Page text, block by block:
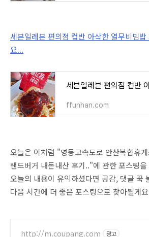
세븐일레븐 편의점 컵반 아삭한 열무비빔
요...
ffunhan.com
오늘은 이처럼 "영동고속도로 안산복합휴
랜드버거 내돈내산 후기.."에 관한 포스팅
오늘의 내용이 유익하셨다면 공감, 댓글 꾹
다음 시간에 더 좋은 포스팅으로 찾아뵐게
http://m.coupang.com 광고